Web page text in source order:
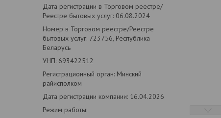
Дата регистрации в Торговом реестре/
Реестре бытовых услуг: 06.08.2024
Номер в Торговом реестре/Реестре
бытовых услуг: 723756, Республика
Беларусь
УНП: 693422512
Регистрационный орган: Минский
райисполком
Дата регистрации компании: 16.04.2026
Режим работы: